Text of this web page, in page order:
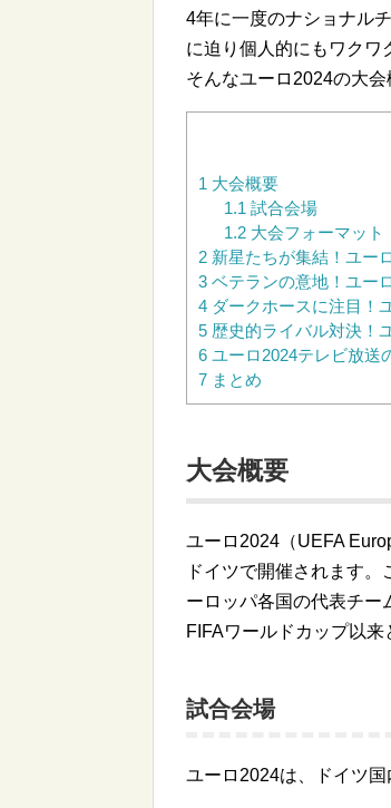
4年に一度のナショナル
に迫り個人的にもワクワ
そんなユーロ2024の大
1 大会概要
1.1 試合会場
1.2大会フォーマット
2 新星たちが集結！ユー
3 ベテランの意地！ユー
4 ダークホースに注目！
5 歴史的ライバル対決！
6 ユーロ2024テレビ放送
7 まとめ
大会概要
ユーロ2024（UEFA
ドイツで開催されます
ーロッパ各国の代表チー
FIFAワールドカップ以来
試合会場
ユーロ2024は、ドイツ